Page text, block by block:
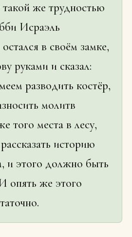
же трудностью
Исраэль
в своём замке,
руками и сказал:
разводить костёр,
молитв
того места в лесу,
историю
и этого должно быть
опять же этого